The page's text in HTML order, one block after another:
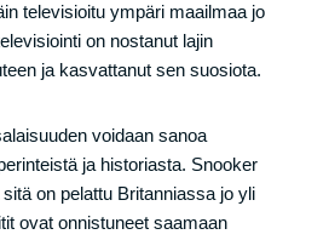
televisioitu ympäri maailmaa jo
on nostanut lajin
ja kasvattanut sen suosiota.
voidaan sanoa
ja historiasta. Snooker
on pelattu Britanniassa jo yli
ovat onnistuneet saamaan